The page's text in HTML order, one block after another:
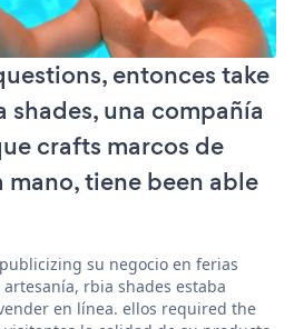
entonces take
shades, una compañía
crafts marcos de
mano, tiene been able
su negocio en ferias
rbia shades estaba
en línea. ellos required the